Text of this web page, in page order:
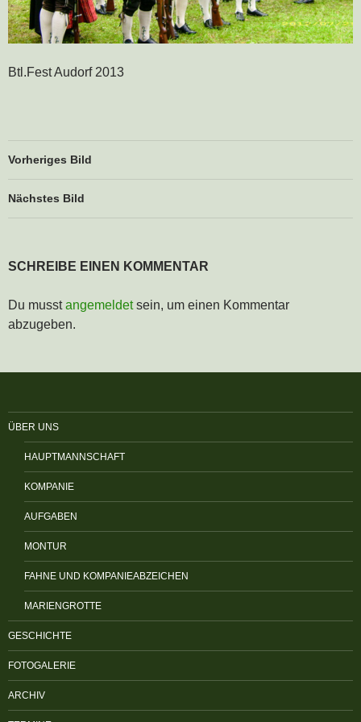
Btl.Fest Audorf 2013
Vorheriges Bild
Nächstes Bild
SCHREIBE EINEN KOMMENTAR
Du musstangemeldetsein, um einen Kommentar
abzugeben.
ÜBER UNS
HAUPTMANNSCHAFT
KOMPANIE
AUFGABEN
MONTUR
FAHNE UND KOMPANIEABZEICHEN
MARIENGROTTE
GESCHICHTE
FOTOGALERIE
ARCHIV